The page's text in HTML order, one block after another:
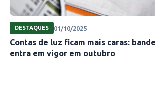
DESTAQUES 01/10/2025
Contas de luz ficam mais caras:
entra em vigor em outubro